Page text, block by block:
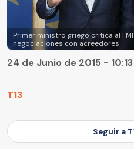
Primer ministro griego critica al
negociaciones con acreedores
T13
24 de Junio de 2015 -
Seguir a